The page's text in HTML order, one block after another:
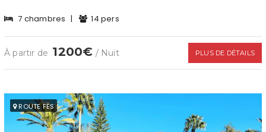
7 chambres | 14 pers
À partir de 1200€ / Nuit PLUS DE DÉTAILS
ROUTE FÈS